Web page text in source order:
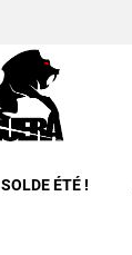
SOLDE ÉTÉ !